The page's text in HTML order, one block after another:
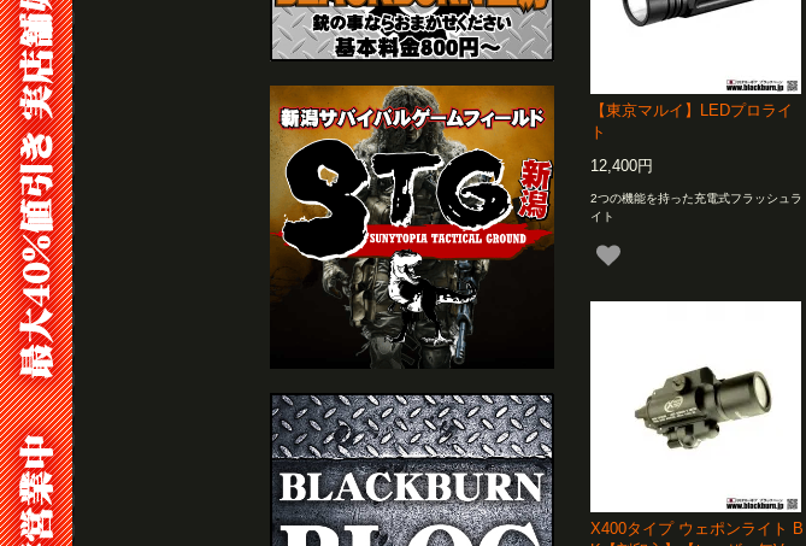
【東京マルイ】LEDプロライ
ト
12,400円
2つの機能を持った充電式フラッシュラ
イト
X400タイプ ウェポンライト B